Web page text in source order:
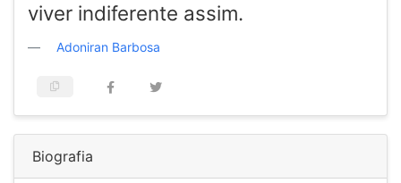
viver indiferente assim.
Adoniran Barbosa
Biografia